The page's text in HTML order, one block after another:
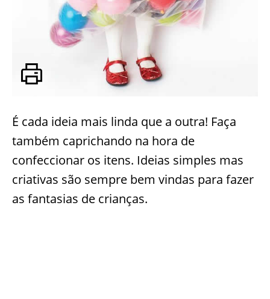
É cada ideia mais linda que a outra! Faça
também caprichando na hora de
confeccionar os itens. Ideias simples mas
criativas são sempre bem vindas para fazer
as fantasias de crianças.